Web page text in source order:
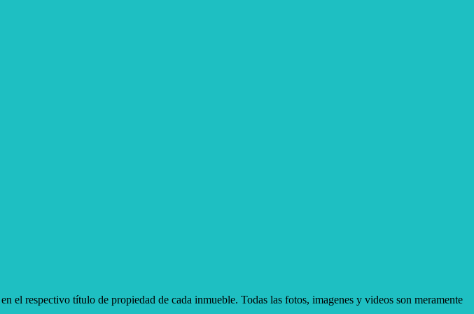
el respectivo título de propiedad de cada inmueble. Todas las fotos, imagenes y videos son meramente